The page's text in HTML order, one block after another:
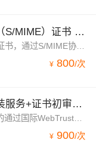
Digicert安全电子邮件（S/MIME）证书 企业型
¥ 800/次
vTrus ssl证书(赠送安装服务+证书初审加急服务+证书管理工具)
¥ 900/次